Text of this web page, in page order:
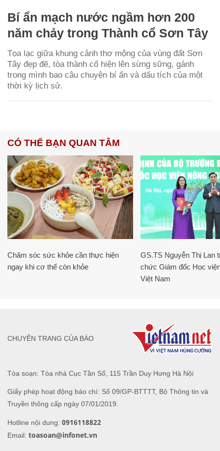
Bí ẩn mạch nước ngầm hơn 200
năm chảy trong Thành cổ Sơn Tây
Tọa lạc giữa khung cảnh thơ mộng của vùng đất Sơn
Tây đẹp đẽ, tòa thành cổ hiện lên sừng sững, gánh
trong mình bao câu chuyện bí ẩn và dấu tích của một
thời kỳ lịch sử.
CÓ THỂ BẠN QUAN TÂM
Chăm sóc sức khỏe cần thực hiện
ngay khi cơ thể còn khỏe
GS.TS Nguyễn Thị Lan
chức Giám đốc Học
Việt Nam
Tòa soạn: Tòa nhà Cục Tần Số, 115 Trần Duy Hưng Hà Nội
Giấy phép hoạt động báo chí: Số 09/GP-BTTTT, Bộ Thông tin và
Truyền thông cấp ngày 07/01/2019.
Hotline nội dung: 0916118822
Email: toasoan@infonet.vn
CHUYÊN TRANG CỦA BÁO